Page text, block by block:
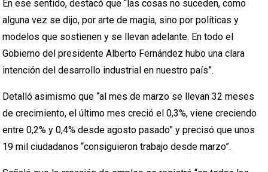
En ese sentido, destacó que “las cosas no suceden, como
alguna vez se dijo, por arte de magia, sino por políticas y
modelos que sostienen y se llevan adelante. En todo el
Gobierno del presidente Alberto Fernández hubo una clara
intención del desarrollo industrial en nuestro país”.
Detalló asimismo que “al mes de marzo se llevan 32 meses
de crecimiento, el último mes creció el 0,3%, viene creciendo
entre 0,2% y 0,4% desde agosto pasado” y precisó que unos
19 mil ciudadanos “consiguieron trabajo desde marzo”.